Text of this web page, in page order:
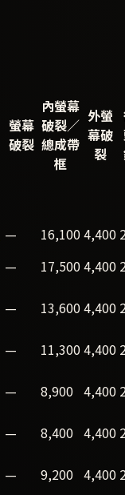
螢幕
破裂
內螢幕
破裂／
總成帶
框
外螢
幕破
裂
— 16,1004,400
— 17,5004,400
— 13,6004,400
— 11,3004,400
— 8,900 4,400
— 8,400 4,400
— 9,200 4,400